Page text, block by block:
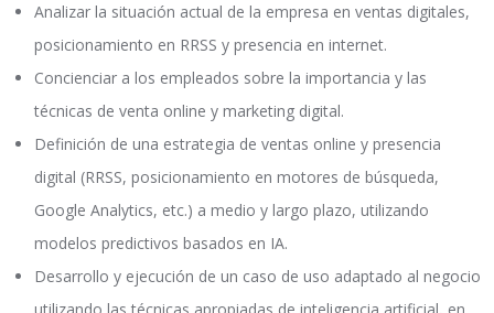
Analizar la situación actual de la empresa en ventas digitales,
posicionamiento en RRSS y presencia en internet.
Concienciar a los empleados sobre la importancia y las
técnicas de venta online y marketing digital.
Definición de una estrategia de ventas online y presencia
digital (RRSS, posicionamiento en motores de búsqueda,
Google Analytics, etc.) a medio y largo plazo, utilizando
modelos predictivos basados en IA.
Desarrollo y ejecución de un caso de uso adaptado al negocio